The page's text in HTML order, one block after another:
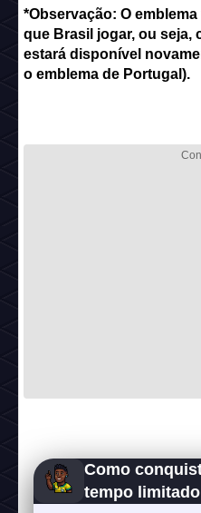
*Observação: O
que Brasil jogar, ou seja,
estará disponível
o emblema de Portugal).
Como
tempo limitado